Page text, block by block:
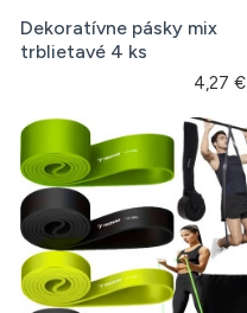
Dekoratívne pásky mix
trblietavé 4 ks
4,27 €